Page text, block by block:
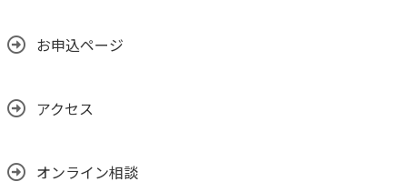
お申込ページ
アクセス
オンライン相談